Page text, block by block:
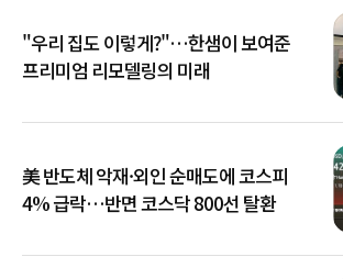
"우리 집도 이렇게?"…한샘이 보여준
프리미엄 리모델링의 미래
美 반도체 악재·외인 순매도에 코스피
4% 급락…반면 코스닥 800선 탈환